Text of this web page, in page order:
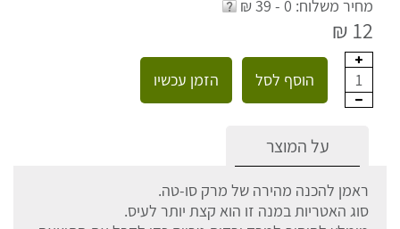
מחיר משלוח: 0 - 39 ₪
12 ₪
1 הוסף לסל הזמן עכשיו
על המוצר
ראמן להכנה מהירה של מרק סו-טה.
סוג האטריות במנה זו הוא קצת יותר לעיס.